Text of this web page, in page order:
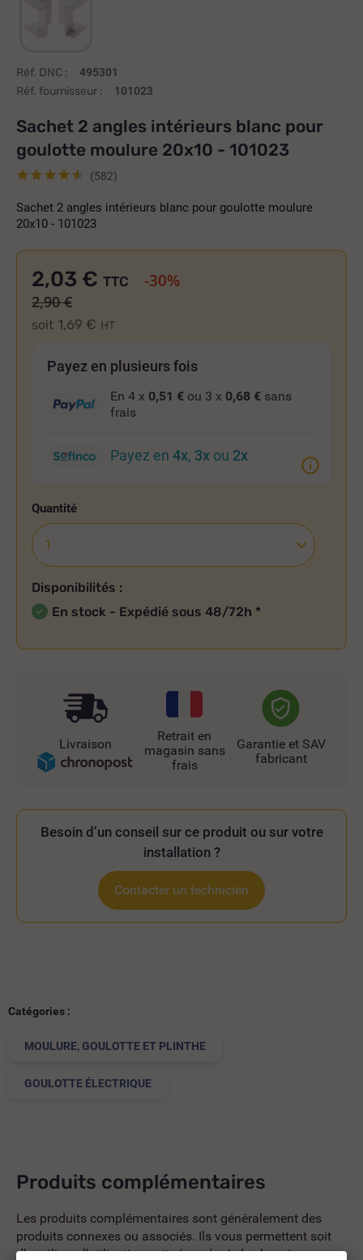
Réf. DNC : 495301
Réf. fournisseur : 101023
Sachet 2 angles intérieurs blanc pour
goulotte moulure 20x10 - 101023
(582)
Sachet 2 angles intérieurs blanc pour goulotte moulure
20x10 - 101023
2,03 €
soit 1,69 € HT
TTC -30%
2,90 €
Payez en plusieurs fois
En 4 x 0,51 € ou 3 x 0,68 € sans
frais
Payez en 4x, 3x ou 2x
Quantité
Disponibilités :
En stock - Expédié sous 48/72h *
Livraison
Retrait en
magasin sans
frais
Garantie et SAV
fabricant
Besoin d’un conseil sur ce produit ou sur votre
installation ?
Contacter un technicien
Catégories :
MOULURE, GOULOTTE ET PLINTHE
GOULOTTE ÉLECTRIQUE
Produits complémentaires
Les produits complémentaires sont généralement des
produits connexes ou associés. Ils vous permettent soit
d’améliorer l’utilisation soit répondre à des besoins